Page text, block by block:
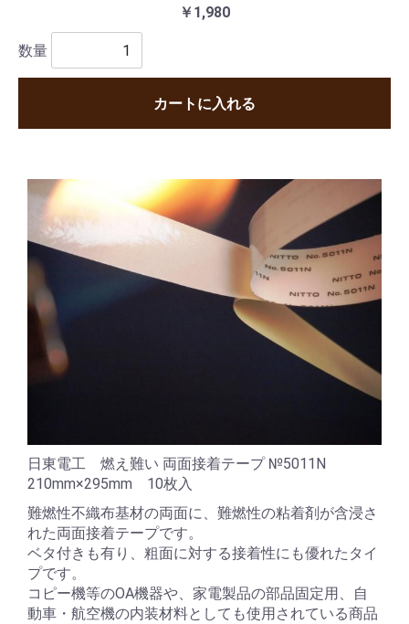
￥1,980
数量
カートに入れる
日東電工 燃え難い 両面接着テープ №5011N
210mm×295mm 10枚入
難燃性不織布基材の両面に、難燃性の粘着剤が含浸さ
れた両面接着テープです。
ベタ付きも有り、粗面に対する接着性にも優れたタイ
プです。
コピー機等のOA機器や、家電製品の部品固定用、自
動車・航空機の内装材料としても使用されている商品